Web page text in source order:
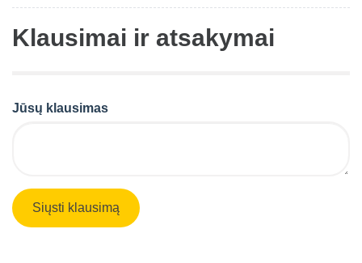
Klausimai ir atsakymai
Jūsų klausimas